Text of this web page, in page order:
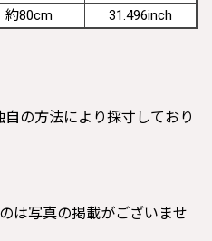
約80cm 31.496inch
の方法により採寸しており
は写真の掲載がございませ